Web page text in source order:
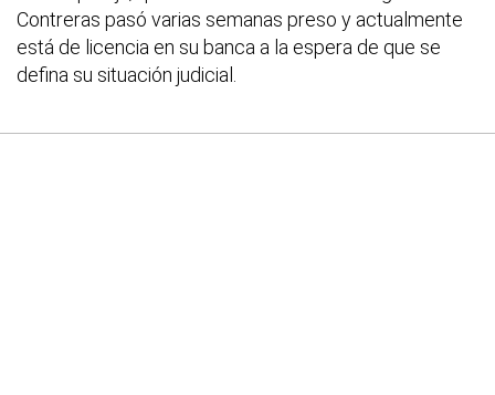
Contreras pasó varias semanas preso y actualmente
está de licencia en su banca a la espera de que se
defina su situación judicial.